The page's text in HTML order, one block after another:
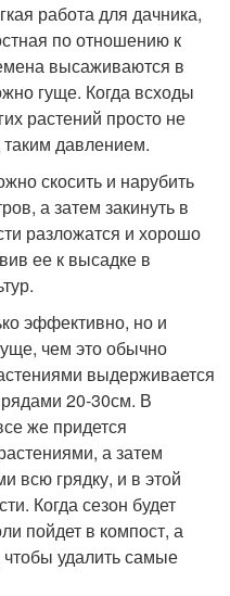
работа для дачника,
по отношению к
высаживаются в
гуще. Когда всходы
растений просто не
давлением.
скосить и нарубить
а затем закинуть в
разложатся и хорошо
ее к высадке в
эффективно, но и
чем это обычно
выдерживается
20-30см. В
же придется
а затем
всю грядку, и в этой
Когда сезон будет
пойдет в компост, а
чтобы удалить самые